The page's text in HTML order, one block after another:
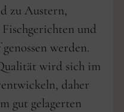
zu Austern,
und
werden.
wird sich im
daher
gut gelagerten